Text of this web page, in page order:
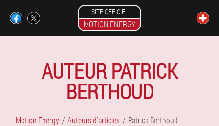
SITE OFFICIEL
MOTION ENERGY
AUTEUR PATRICK
BERTHOUD
Motion Energy Auteurs d'articles Patrick Berthoud